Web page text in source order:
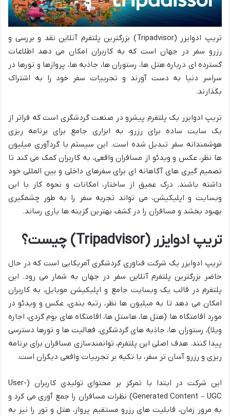
تریپ ادوایزر (Tripadvisor) بزرگترین پلتفرم آنلاین نقد و بررسی و
رزرو سفر در جهان است که به کاربران امکان می دهد اطلاعات
گسترده ای درباره هتل ها، رستوران ها، جاذبه ها، پروازها و تورها در
سراسر دنیا به دست آورند و تجربیات سفر خود را به اشتراک
بگذارند.
تریپ ادوایزر یک پلتفرم پیشرو در صنعت گردشگری است که فراتر از
یک سایت ساده برای رزرو، به ابزاری جامع برای برنامه ریزی
هوشمندانه سفر تبدیل شده است. این سیستم با گردآوری میلیون
ها نظر، عکس و ویدئو از مسافران واقعی، به کاربران کمک می کند تا
تصمیم گیری های آگاهانه ای برای سفرهای داخلی و بین المللی خود
داشته باشند. درک عمیق از ساختار، امکانات و نحوه کار با این
وبسایت و اپلیکیشن، می تواند تجربه سفر را به طور چشمگیری
بهبود بخشد و مسافران را در کشف بهترین گزینه ها یاری رساند.
تریپ ادوایزر (Tripadvisor) چیست؟
تریپ ادوایزر یک شرکت فناوری گردشگری آمریکایی است که در حال
حاضر بزرگترین پلتفرم آنلاین سفر در جهان به شمار می رود. این
پلتفرم در قالب یک وبسایت جامع و اپلیکیشن موبایل، به کاربران
امکان می دهد تا به میلیون ها نظر، رتبه بندی، عکس و ویدئو در
مورد اقامتگاه ها (هتل ها، هاستل ها، اقامتگاه های بوم گردی، اجاره
ویلا)، رستوران ها، جاذبه های گردشگری، فعالیت ها و تورها دسترسی
پیدا کنند. هدف اصلی این پلتفرم، توانمندسازی مسافران برای برنامه
ریزی و رزرو آسان تر سفر، با تکیه بر تجربیات واقعی دیگران است.
این شرکت در ابتدا با تمرکز بر محتوای تولیدی کاربران (User-
Generated Content – UGC) نظرات مسافران را جمع آوری می کرد و
به مرور زمان، قابلیت های رزرو مستقیم پرواز، هتل و تور را نیز به